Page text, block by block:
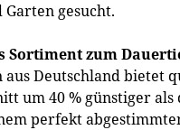
gesucht.
Sortiment zum
Deutschland bietet
um 40 % günstiger
perfekt